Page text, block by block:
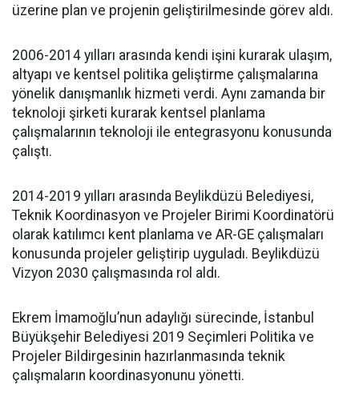
üzerine plan ve projenin geliştirilmesinde görev aldı.
2006-2014 yılları arasında kendi işini kurarak ulaşım,
altyapı ve kentsel politika geliştirme çalışmalarına
yönelik danışmanlık hizmeti verdi. Aynı zamanda bir
teknoloji şirketi kurarak kentsel planlama
çalışmalarının teknoloji ile entegrasyonu konusunda
çalıştı.
2014-2019 yılları arasında Beylikdüzü Belediyesi,
Teknik Koordinasyon ve Projeler Birimi Koordinatörü
olarak katılımcı kent planlama ve AR-GE çalışmaları
konusunda projeler geliştirip uyguladı. Beylikdüzü
Vizyon 2030 çalışmasında rol aldı.
Ekrem İmamoğlu’nun adaylığı sürecinde, İstanbul
Büyükşehir Belediyesi 2019 Seçimleri Politika ve
Projeler Bildirgesinin hazırlanmasında teknik
çalışmaların koordinasyonunu yönetti.